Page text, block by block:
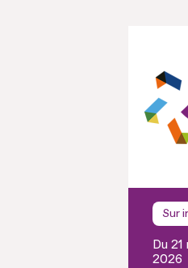
Sur
Du
2026